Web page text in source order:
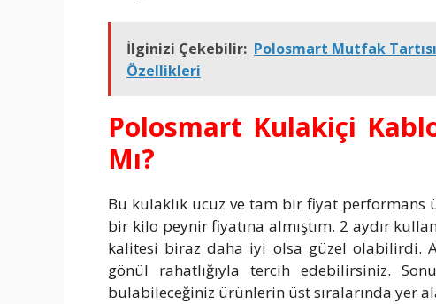
İlginizi Çekebilir: Polosmart Mutfak Tartısı
Özellikleri
Polosmart Kulakiçi
Mı?
Bu kulaklık ucuz ve tam bir fiyat performans
bir kilo peynir fiyatına almıştım. 2 aydır
kalitesi biraz daha iyi olsa güzel olabilirdi.
gönül rahatlığıyla tercih edebilirsiniz.
bulabileceğiniz ürünlerin üst sıralarında yer